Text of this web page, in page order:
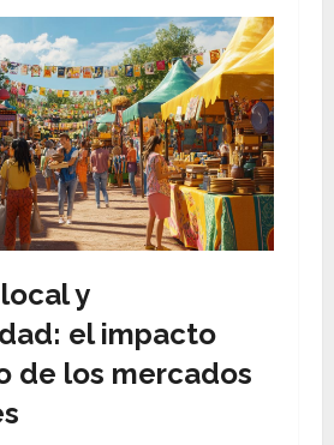
y
el impacto
de los mercados